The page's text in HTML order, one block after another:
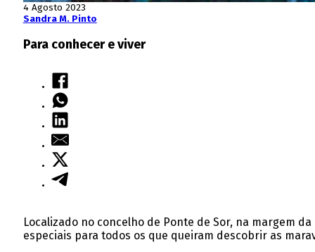
4 Agosto 2023
Sandra M. Pinto
Para conhecer e viver
Localizado no concelho de Ponte de Sor, na margem
especiais para todos os que queiram descobrir as